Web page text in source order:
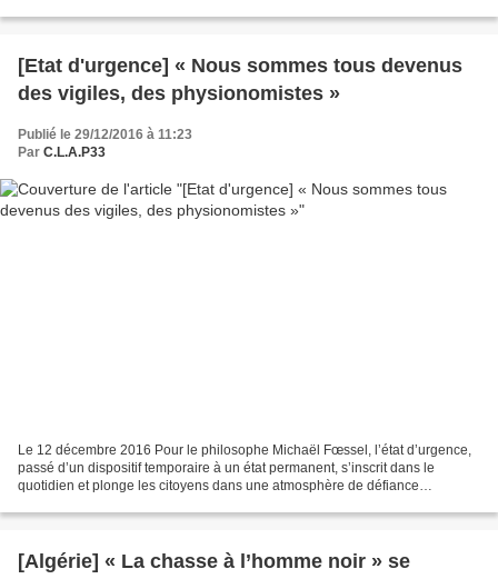
[Etat d'urgence] « Nous sommes tous devenus
des vigiles, des physionomistes »
Publié le 29/12/2016 à 11:23
Par C.L.A.P33
Le 12 décembre 2016 Pour le philosophe Michaël Fœssel, l’état d’urgence,
passé d’un dispositif temporaire à un état permanent, s’inscrit dans le
quotidien et plonge les citoyens dans une atmosphère de défiance
[Algérie] « La chasse à l’homme noir » se